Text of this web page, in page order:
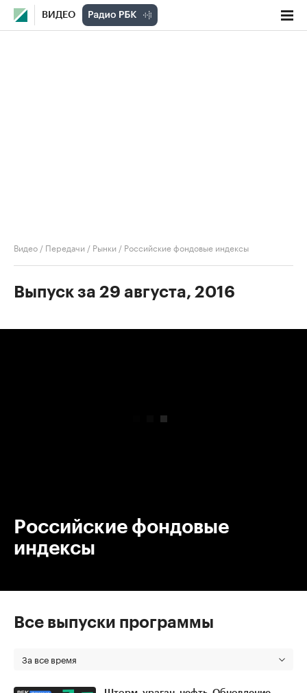
ВИДЕО
Видео / Передачи / Рынки / Российские фондовые индексы
Выпуск за 29 августа, 2016
Российские фондовые
индексы
Все выпуски программы
За все время